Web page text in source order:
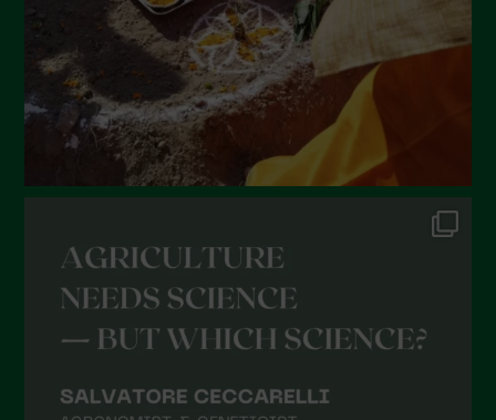
Marzo 2022
Febbraio 2022
Gennaio 2022
Dicembre 2021
Novembre 2021
Settembre 2021
Agosto 2021
Luglio 2021